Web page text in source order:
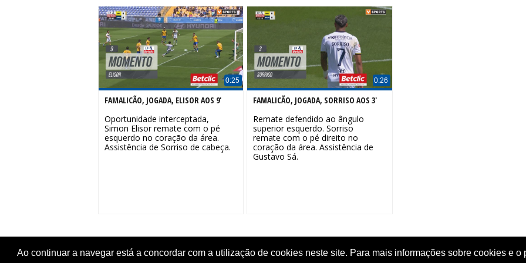
Ao continuar a navegar está a concordar com a utilização de cookies neste site. Para mais informações sobre cookies e
0:25
FAMALICÃO, JOGADA, ELISOR AOS 9'
Oportunidade interceptada,
Simon Elisor remate com o pé
esquerdo no coração da área.
Assistência de Sorriso de cabeça.
0:26
FAMALICÃO, JOGADA, SORRISO AOS 3'
Remate defendido ao ângulo
superior esquerdo. Sorriso
remate com o pé direito no
coração da área. Assistência de
Gustavo Sá.